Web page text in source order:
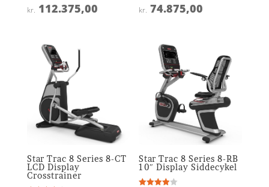
Vurderet
4.4
kr. 112.375,00
Vurderet
4.9
kr. 74.875,00
Star Trac 8 Series 8-CT
LCD Display
Crosstrainer
Star Trac 8 Series 8-RB
10″ Display Siddecykel